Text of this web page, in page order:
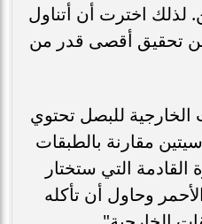
لذلك اخترت أن أتناول
من تحقيق أقصى قدر من
للبصل تحتوي
مقارنة بالطبقات
التي ستختار
وحاول أن تأكله